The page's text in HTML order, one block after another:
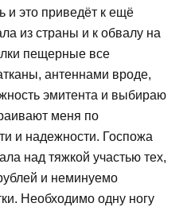
и это приведёт к ещё
из страны и к обвалу на
пещерные все
антеннами вроде,
эмитента и выбираю
меня по
и надежности. Госпожа
над тяжкой участью тех,
и неминуемо
Необходимо одну ногу